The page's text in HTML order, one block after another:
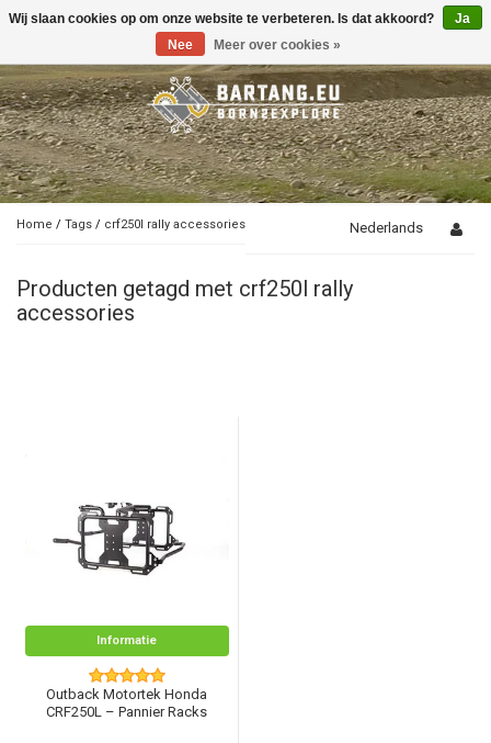
Toggle
Home / Tags / crf250l rally accessories Nederlands
Producten getagd met crf250l rally
accessories
Informatie
Outback Motortek Honda
CRF250L – Pannier Racks
Wij slaan cookies op om onze website te verbeteren. Is dat akkoord?
Ja
Nee
Meer over cookies »